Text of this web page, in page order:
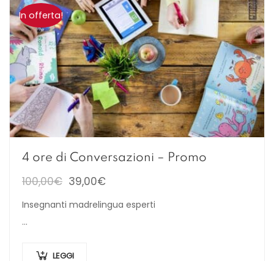
In offerta!
4 ore di Conversazioni – Promo
100,00€ 39,00€
Insegnanti madrelingua esperti
…
LEGGI